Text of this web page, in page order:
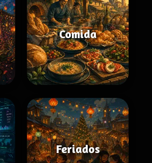
Comida
Feriados